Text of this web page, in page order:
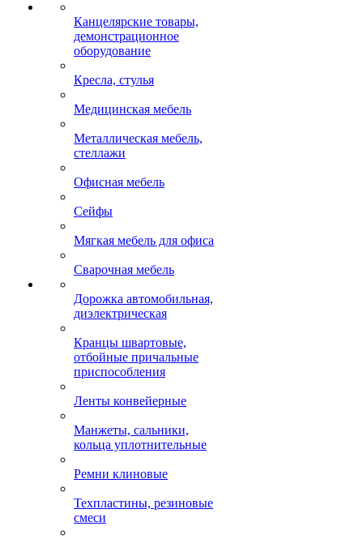
Канцелярские товары,
демонстрационное
оборудование
Кресла, стулья
Медицинская мебель
Металлическая мебель,
стеллажи
Офисная мебель
Сейфы
Мягкая мебель для офиса
Сварочная мебель
Дорожка автомобильная,
диэлектрическая
Кранцы швартовые,
отбойные причальные
приспособления
Ленты конвейерные
Манжеты, сальники,
кольца уплотнительные
Ремни клиновые
Техпластины, резиновые
смеси